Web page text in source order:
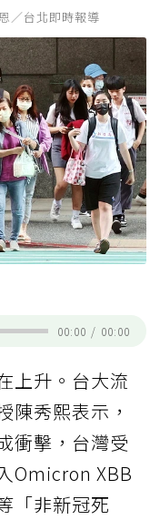
／台北即時報導
00:00 / 00:00
上升。台大流
陳秀熙表示，
衝擊，台灣受
Omicron XBB
「非新冠死